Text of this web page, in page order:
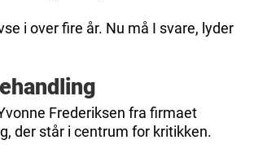
i over fire år. Nu må I svare, lyder
Frederiksen fra firmaet
der står i centrum for kritikken.